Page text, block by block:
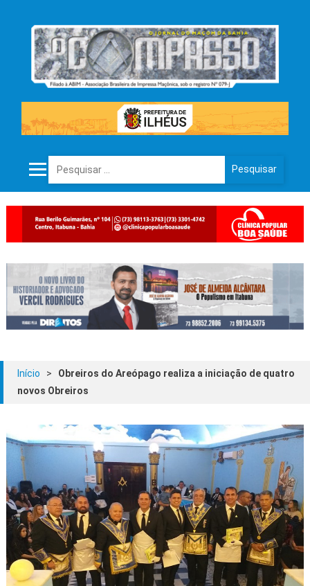
Pesquisar por:
Início >
Obreiros do Areópago realiza a iniciação de quatro
novos Obreiros